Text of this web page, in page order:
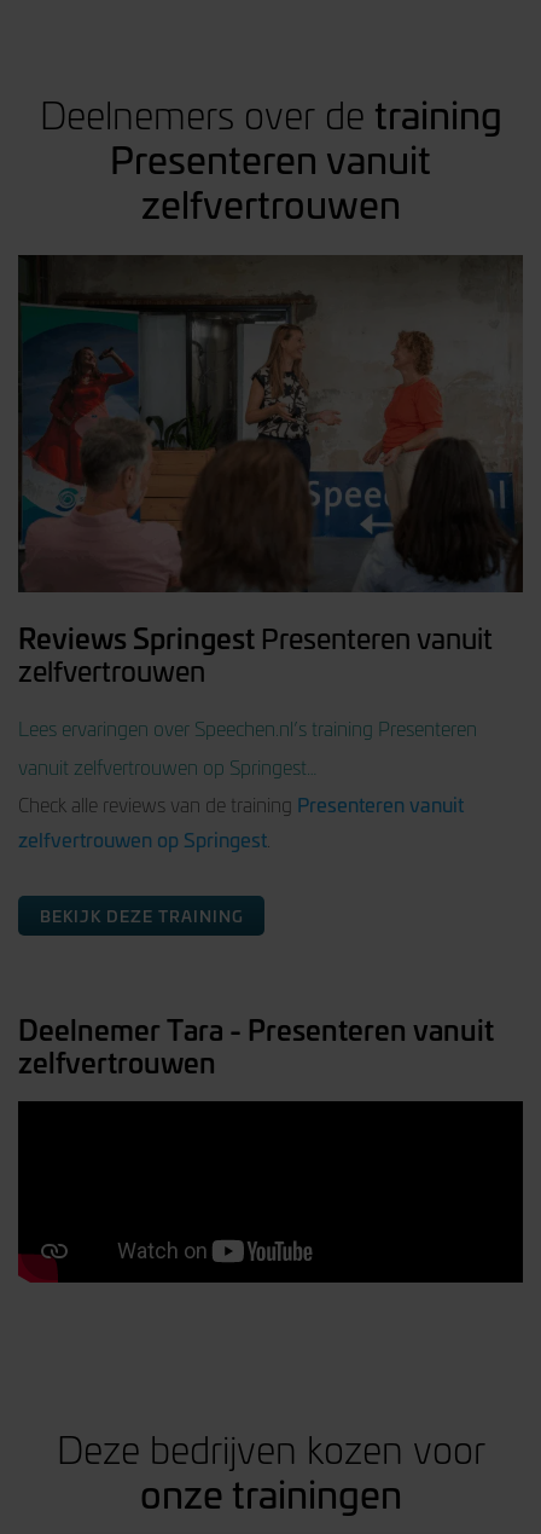
Deelnemers over de training
Presenteren vanuit
zelfvertrouwen
Reviews Springest Presenteren vanuit
zelfvertrouwen
Lees ervaringen over Speechen.nl’s training Presenteren
vanuit zelfvertrouwen op Springest…
Check alle reviews van de training Presenteren vanuit
zelfvertrouwen op Springest
BEKIJK DEZE TRAINING
Deelnemer Tara - Presenteren vanuit
zelfvertrouwen
Deze bedrijven kozen voor
onze trainingen